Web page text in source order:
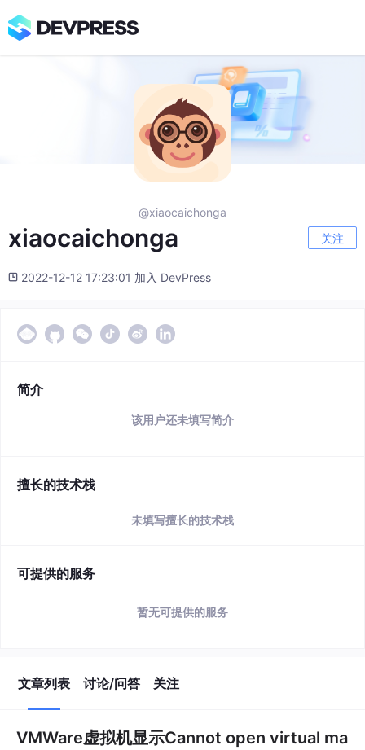
@xiaocaichonga
xiaocaichonga 关注
2022-12-12 17:23:01 加入 DevPress
简介
该用户还未填写简介
擅长的技术栈
未填写擅长的技术栈
可提供的服务
暂无可提供的服务
文章列表 讨论/问答 关注
VMWare虚拟机显示Cannot open virtual ma